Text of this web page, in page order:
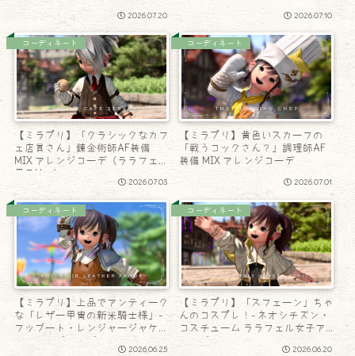
2026.07.20 2026.07.10
コーディネート
【ミラプリ】「クラシックなカフ
ェ店員さん」錬金術師AF装備
MIX アレンジコーデ（ララフェル
男子Ver.）
2026.07.03
コーディネート
【ミラプリ】黄色いスカーフの
「戦うコックさん？」調理師AF
装備 MIX アレンジコーデ
2026.07.01
コーディネート
【ミラプリ】上品でアンティーク
な「レザー甲冑の新米騎士様」-
フッブート・レンジャージャケッ
トアレンジコーデ
2026.06.25
コーディネート
【ミラプリ】「スフェーン」ちゃ
んのコスプレ！- ネオシチズン・
コスチューム ララフェル女子ア
レンジ
2026.06.20